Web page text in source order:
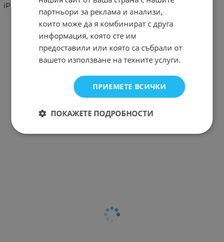
iPhone 5G
партньори за реклама и анализи,
които може да я комбинират с друга
информация, която сте им
предоставили или която са събрали от
вашето използване на техните услуги.
ПРИЕМЕТЕ ВСИЧКИ
ПОКАЖЕТЕ ПОДРОБНОСТИ